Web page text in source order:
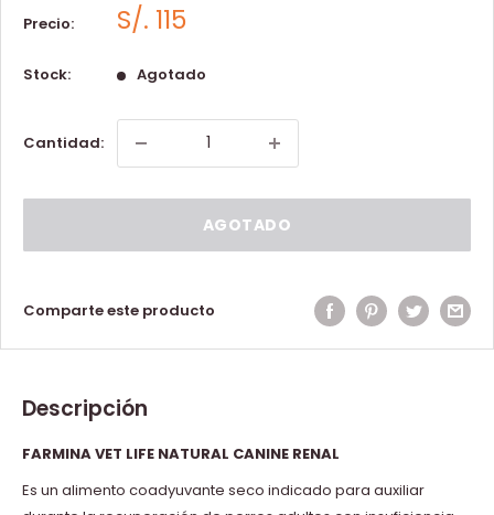
Precio: S/. 115
Stock: Agotado
Cantidad:
AGOTADO
Comparte este producto
Descripción
FARMINA VET LIFE NATURAL CANINE RENAL
Es un alimento coadyuvante seco indicado para auxiliar